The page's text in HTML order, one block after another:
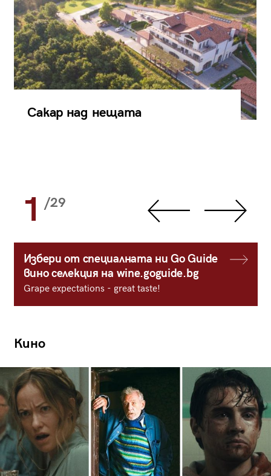
Сакар над нещата
1 /29
Избери от специалната ни Go Guide
вино селекция на wine.goguide.bg
Grape expectations - great taste!
Кино